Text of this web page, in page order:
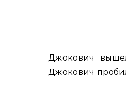
Джокович вышел в полуфинал Уимблдона, обновив рекорд в одиночном разряде Новак
Джокович